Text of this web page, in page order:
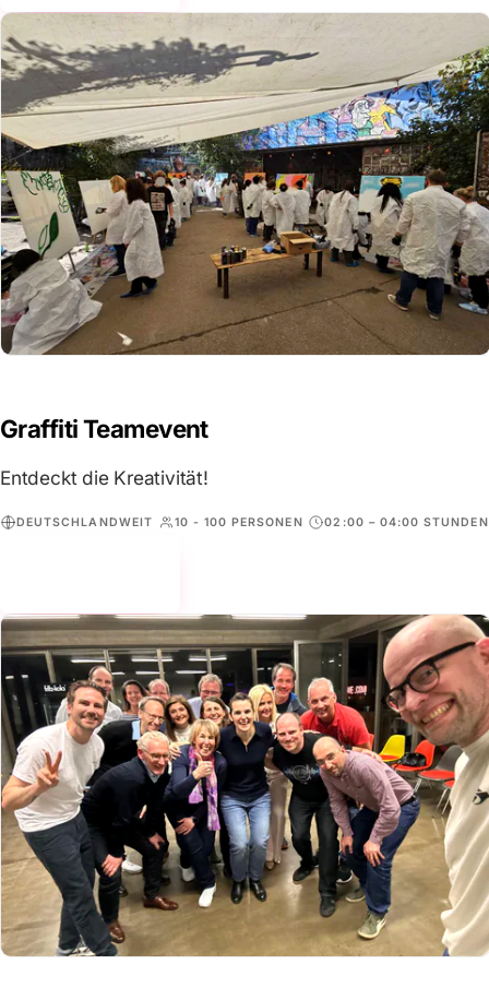
Graffiti Teamevent
Entdeckt die Kreativität!
DEUTSCHLANDWEIT 10 - 100 PERSONEN 02:00 – 04:00 STUNDEN